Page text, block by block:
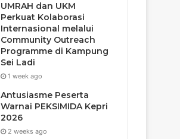
UMRAH dan UKM
Perkuat Kolaborasi
Internasional melalui
Community Outreach
Programme di Kampung
Sei Ladi
1 week ago
Antusiasme Peserta
Warnai PEKSIMIDA Kepri
2026
2 weeks ago